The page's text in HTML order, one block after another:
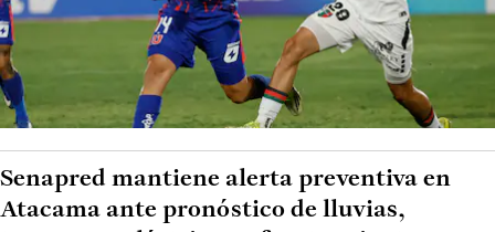
Senapred mantiene alerta preventiva en
Atacama ante pronóstico de lluvias,